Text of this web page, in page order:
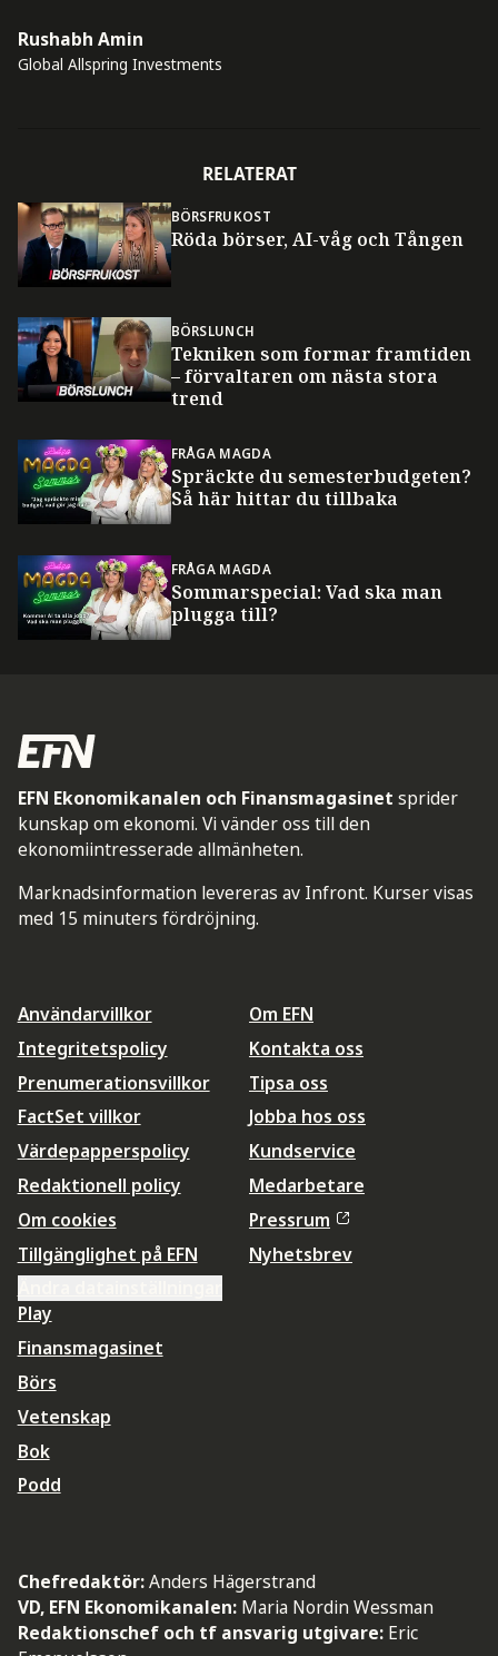
Rushabh Amin
Global Allspring Investments
RELATERAT
BÖRSFRUKOST
Röda börser, AI-våg och Tången
BÖRSLUNCH
Tekniken som formar framtiden
– förvaltaren om nästa stora
trend
FRÅGA MAGDA
Spräckte du semesterbudgeten?
Så här hittar du tillbaka
FRÅGA MAGDA
Sommarspecial: Vad ska man
plugga till?
EFN Ekonomikanalen och Finansmagasinet sprider
kunskap om ekonomi. Vi vänder oss till den
ekonomiintresserade allmänheten.
Marknadsinformation levereras av Infront. Kurser visas
med 15 minuters fördröjning.
Användarvillkor
Integritetspolicy
Prenumerationsvillkor
FactSet villkor
Värdepapperspolicy
Redaktionell policy
Om cookies
Tillgänglighet på EFN
Om EFN
Kontakta oss
Tipsa oss
Jobba hos oss
Kundservice
Medarbetare
Pressrum
Nyhetsbrev
Play
Finansmagasinet
Börs
Vetenskap
Bok
Podd
Chefredaktör:Anders Hägerstrand
VD, EFN Ekonomikanalen: Maria Nordin Wessman
Redaktionschef och tf ansvarig utgivare: Eric